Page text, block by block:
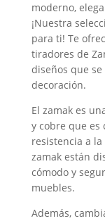
moderno,
¡Nuestra
para ti! Te
tiradores de
diseños que
decoración.
El zamak es
y cobre que
resistencia a
zamak están
cómodo y
muebles.
Además,